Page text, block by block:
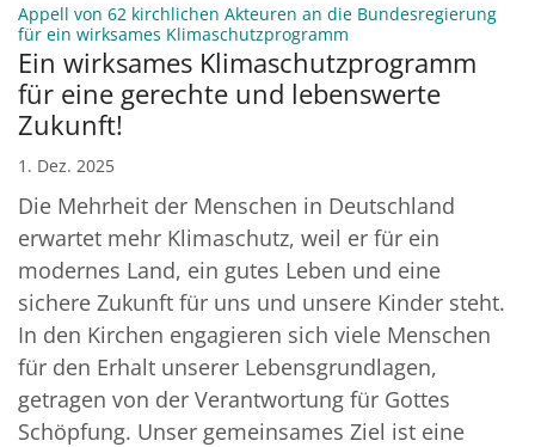
Appell von 62 kirchlichen Akteuren an die Bundesregierung
für ein wirksames Klimaschutzprogramm
Ein wirksames Klimaschutzprogramm
für eine gerechte und lebenswerte
Zukunft!
1. Dez. 2025
Die Mehrheit der Menschen in Deutschland
erwartet mehr Klimaschutz, weil er für ein
modernes Land, ein gutes Leben und eine
sichere Zukunft für uns und unsere Kinder steht.
In den Kirchen engagieren sich viele Menschen
für den Erhalt unserer Lebensgrundlagen,
getragen von der Verantwortung für Gottes
Schöpfung. Unser gemeinsames Ziel ist eine